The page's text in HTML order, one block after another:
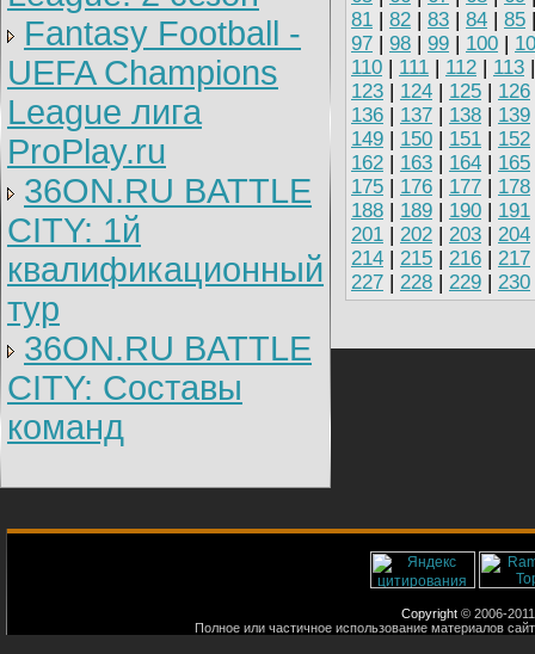
Fantasy Football -
UEFA Champions
League лига
ProPlay.ru
36ON.RU BATTLE
CITY: 1й
квалификационный
тур
36ON.RU BATTLE
CITY: Составы
команд
81 | 82 | 83 | 84 | 85
97 | 98 | 99 | 100 |
110 | 111 | 112 | 113
123 | 124 | 125 | 126
136 | 137 | 138 | 139
149 | 150 | 151 | 152
162 | 163 | 164 | 165
175 | 176 | 177 | 178
188 | 189 | 190 | 191
201 | 202 | 203 | 204
214 | 215 | 216 | 217
227 | 228 | 229 | 230
Copyright © 2006-
Полное или частичное использование материалов